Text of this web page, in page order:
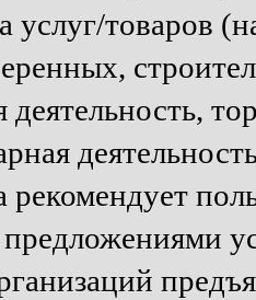
услуг/товаров
деятельность,
рекомендует
предложениями